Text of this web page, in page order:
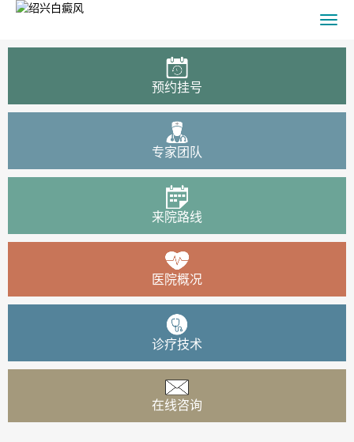
预约挂号
专家团队
来院路线
医院概况
诊疗技术
在线咨询